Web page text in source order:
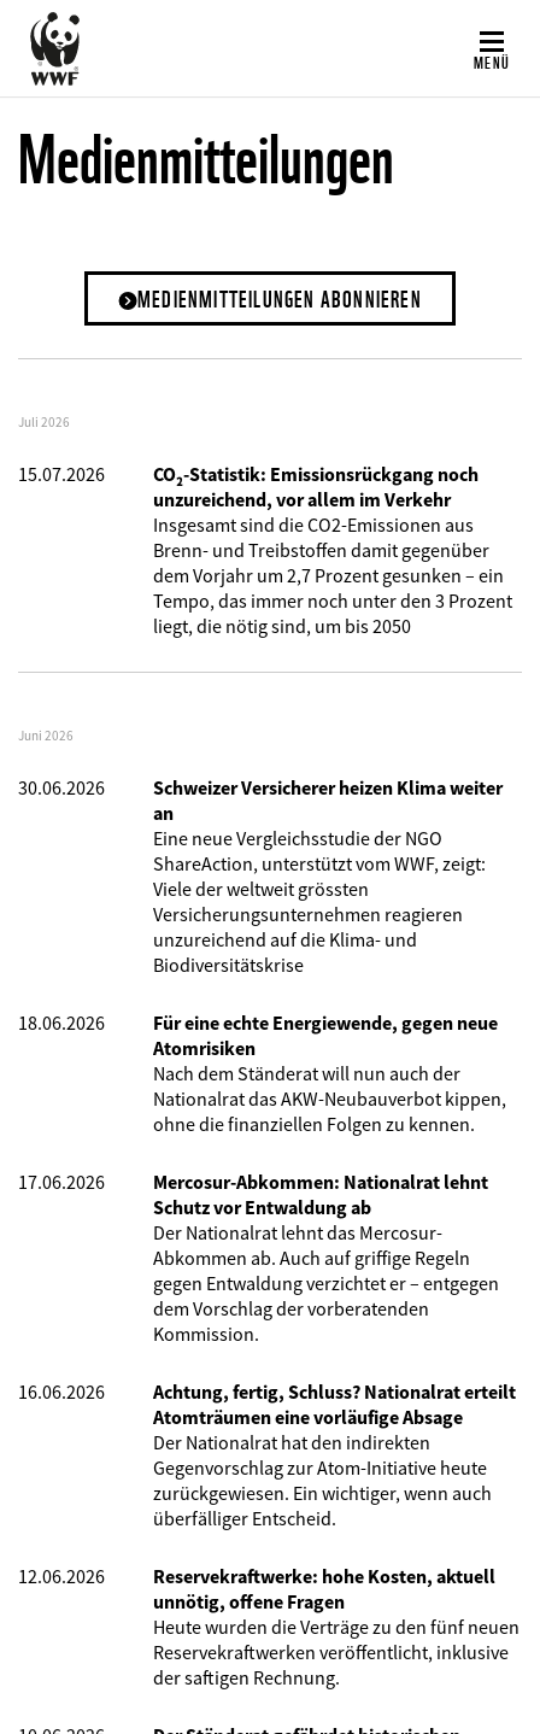
Direkt
zum
Inhalt
MENÜ
Medienmitteilungen
MEDIENMITTEILUNGEN ABONNIEREN
Juli 2026
15.07.2026
CO₂-Statistik: Emissionsrückgang noch
unzureichend, vor allem im Verkehr
Insgesamt sind die CO2-Emissionen aus
Brenn- und Treibstoffen damit gegenüber
dem Vorjahr um 2,7 Prozent gesunken – ein
Tempo, das immer noch unter den 3 Prozent
liegt, die nötig sind, um bis 2050
Juni 2026
30.06.2026
Schweizer Versicherer heizen Klima weiter
an
Eine neue Vergleichsstudie der NGO
ShareAction, unterstützt vom WWF, zeigt:
Viele der weltweit grössten
Versicherungsunternehmen reagieren
unzureichend auf die Klima- und
Biodiversitätskrise
18.06.2026
Für eine echte Energiewende, gegen neue
Atomrisiken
Nach dem Ständerat will nun auch der
Nationalrat das AKW-Neubauverbot kippen,
ohne die finanziellen Folgen zu kennen.
17.06.2026
Mercosur-Abkommen: Nationalrat lehnt
Schutz vor Entwaldung ab
Der Nationalrat lehnt das Mercosur-
Abkommen ab. Auch auf griffige Regeln
gegen Entwaldung verzichtet er – entgegen
dem Vorschlag der vorberatenden
Kommission.
16.06.2026
Achtung, fertig, Schluss? Nationalrat erteilt
Atomträumen eine vorläufige Absage
Der Nationalrat hat den indirekten
Gegenvorschlag zur Atom-Initiative heute
zurückgewiesen. Ein wichtiger, wenn auch
überfälliger Entscheid.
12.06.2026
Reservekraftwerke: hohe Kosten, aktuell
unnötig, offene Fragen
Heute wurden die Verträge zu den fünf neuen
Reservekraftwerken veröffentlicht, inklusive
der saftigen Rechnung.